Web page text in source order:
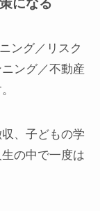
ング／リスク
ング／不動産
、子どもの学
の中で一度は